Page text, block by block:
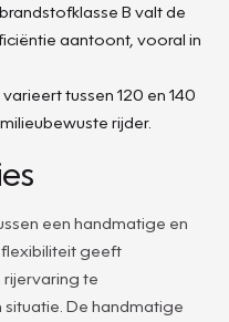
B valt de
aantoont, vooral in
tussen 120 en 140
rijder.
een handmatige en
geeft
rijervaring te
De handmatige